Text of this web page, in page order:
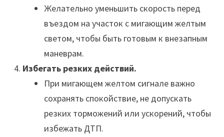
Желательно уменьшить скорость перед
въездом на участок с мигающим желтым
светом, чтобы быть готовым к внезапным
маневрам.
Избегать резких действий.
При мигающем желтом сигнале важно
сохранять спокойствие, не допускать
резких торможений или ускорений, чтобы
избежать ДТП.